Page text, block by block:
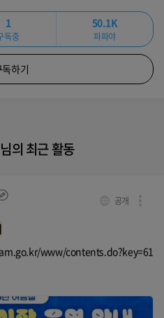
1
독중
50.1K
파파야
독하기
최근 활동
공개
www/contents.do?key=61